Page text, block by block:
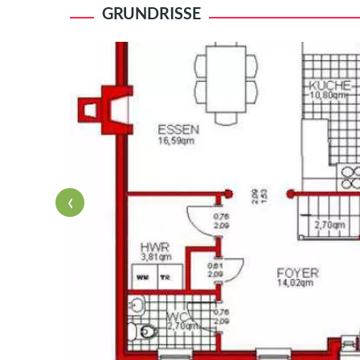
GRUNDRISSE
‹